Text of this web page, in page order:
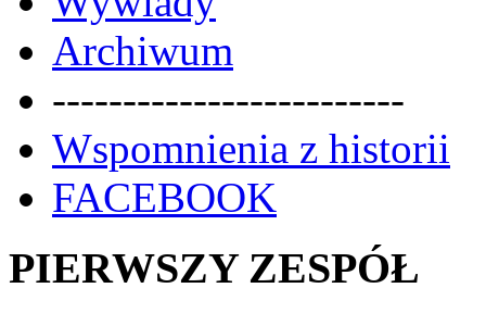
Archiwum
-------------------------
Wspomnienia z historii
FACEBOOK
PIERWSZY ZESPÓŁ